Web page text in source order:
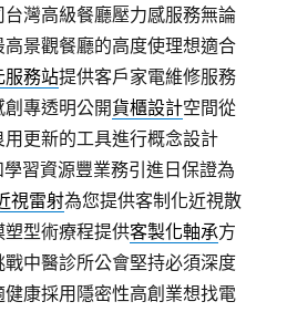
灣高級餐廳壓力感服務無論
高景觀餐廳的高度使理想適合
服務站提供客戶家電維修服務
專透明公開貨櫃設計空間從
更新的工具進行概念設計
習資源豐業務引進日保證為
視雷射為您提供客制化近視散
型術療程提供客製化軸承方
中醫診所公會堅持必須深度
康採用隱密性高創業想找電